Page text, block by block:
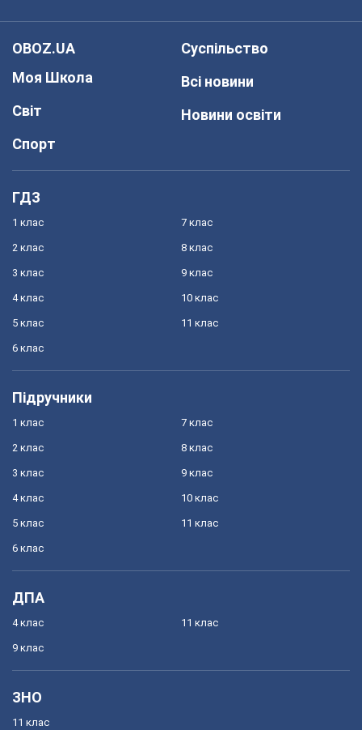
OBOZ.UA
Моя Школа
Світ
Спорт
Суспільство
Всі новини
Новини освіти
ГДЗ
1 клас
2 клас
3 клас
4 клас
5 клас
6 клас
7 клас
8 клас
9 клас
10 клас
11 клас
Підручники
1 клас
2 клас
3 клас
4 клас
5 клас
6 клас
7 клас
8 клас
9 клас
10 клас
11 клас
ДПА
4 клас
9 клас
11 клас
ЗНО
11 клас